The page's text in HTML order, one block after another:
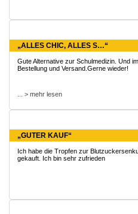
„ALLES CHIC, ALLES S…“
Gute Alternative zur Schulmedizin. Und
Bestellung und Versand.Gerne wieder!
... > mehr lesen
„GUTER KAUF“
Ich habe die Tropfen zur
gekauft. Ich bin sehr zufrieden